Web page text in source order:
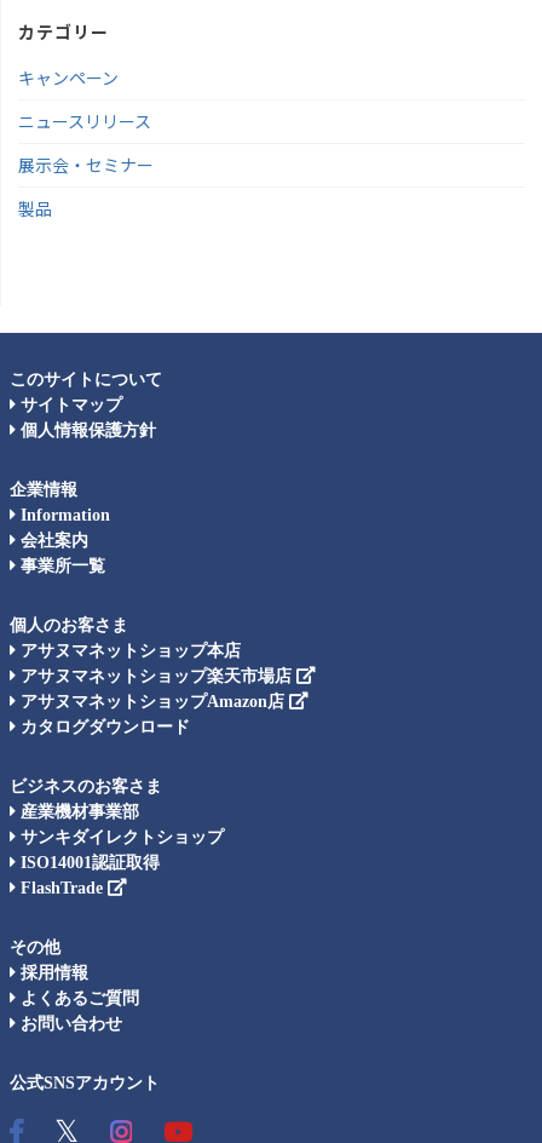
カテゴリー
キャンペーン
ニュースリリース
展示会・セミナー
製品
このサイトについて
サイトマップ
個人情報保護方針
企業情報
Information
会社案内
事業所一覧
個人のお客さま
アサヌマネットショップ本店
アサヌマネットショップ楽天市場店
アサヌマネットショップAmazon店
カタログダウンロード
ビジネスのお客さま
産業機材事業部
サンキダイレクトショップ
ISO14001認証取得
FlashTrade
その他
採用情報
よくあるご質問
お問い合わせ
公式SNSアカウント